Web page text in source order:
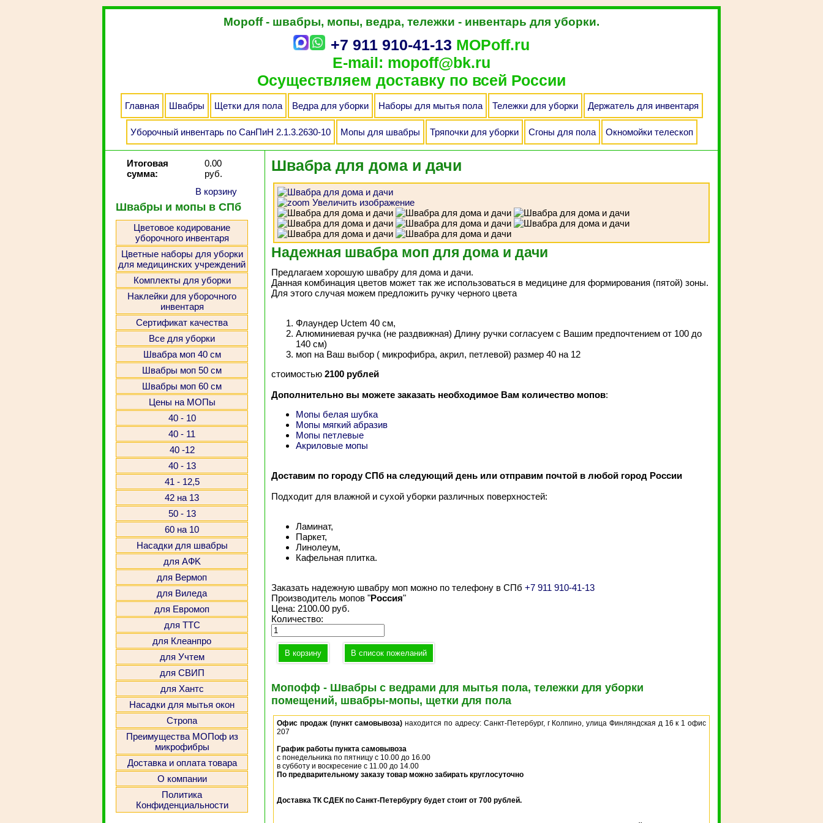
Mopoff - швабры, мопы, ведра, тележки - инвентарь для уборки.
+7 911 910-41-13 MOPoff.ru
E-mail: mopoff@bk.ru
Осуществляем доставку по всей России
Главная Швабры Щетки для пола Ведра для уборки Наборы для мытья пола Тележки для уборки Держатель для инвентаря
Уборочный инвентарь по СанПиН 2.1.3.2630-10 Мопы для швабры Тряпочки для уборки Сгоны для пола Окномойки телескоп
Швабра для дома и дачи
Увеличить изображение
Надежная швабра моп для дома и дачи
Предлагаем хорошую швабру для дома и дачи.
Данная комбинация цветов может так же использоваться в медицине для формирования (пятой) зоны.
Для этого случая можем предложить ручку черного цвета
Флаундер Uctem 40 см,
Алюминиевая ручка (не раздвижная) Длину ручки согласуем с Вашим предпочтением от 100 до
140 см)
моп на Ваш выбор ( микрофибра, акрил, петлевой) размер 40 на 12
стоимостью 2100 рублей
Дополнительно вы можете заказать необходимое Вам количество мопов:
Мопы белая шубка
Мопы мягкий абразив
Мопы петлевые
Акриловые мопы
Доставим по городу СПб на следующий день или отправим почтой в любой город России
Подходит для влажной и сухой уборки различных поверхностей:
Ламинат,
Паркет,
Линолеум,
Кафельная плитка.
Заказать надежную швабру моп можно по телефону в СПб +7 911 910-41-13
Производитель мопов "Россия"
Цена: 2100.00 руб.
Количество:
Мопофф - Швабры с ведрами для мытья пола, тележки для уборки
помещений, швабры-мопы, щетки для пола
Офис продаж (пункт самовывоза) находится по адресу: Санкт-Петербург, г Колпино, улица Финляндская д 16 к 1 офис
207
График работы пункта самовывоза
с понедельника по пятницу с 10.00 до 16.00
в субботу и воскресение с 11.00 до 14.00
По предварительному заказу товар можно забирать круглосуточно
Доставка ТК СДЕК по Санкт-Петербургу будет стоит от 700 рублей.
Итоговая
сумма:
0.00
руб.
В корзину
Швабры и мопы в СПб
Цветовое кодирование
уборочного инвентаря
Цветные наборы для уборки
для медицинских учреждений
Комплекты для уборки
Наклейки для уборочного
инвентаря
Сертификат качества
Все для уборки
Швабра моп 40 см
Швабры моп 50 см
Швабры моп 60 см
Цены на МОПы
40 - 10
40 - 11
40 -12
40 - 13
41 - 12,5
42 на 13
50 - 13
60 на 10
Насадки для швабры
для АФK
для Вермоп
для Виледа
для Евромоп
для ТТС
для Клеанпро
для Учтем
для СВИП
для Хантс
Насадки для мытья окон
Стропа
Преимущества МОПоф из
микрофибры
Доставка и оплата товара
О компании
Политика
Конфиденциальности